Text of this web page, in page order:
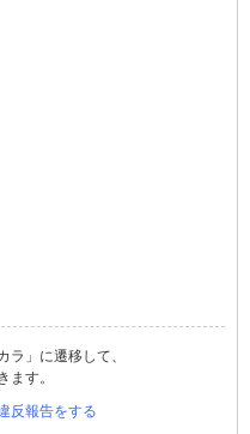
ラ」に遷移して、
ます。
反報告をする